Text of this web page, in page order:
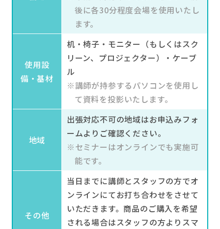
しれません。このステップでは、乾燥性敏
感肌の特徴やケア方法について解説してい
きます。
05
スキンケアの
実践
講師が持参したキュレル商品を実際に顔や
体につけて、正しい使い方やそれによる効
果を体験いただきます。商品をお試しいた
だく前には、手指の体操もおこないます。
後に各30分程度会場を使用いたし
ます。
使用設
備・基材
机・椅子・モニター（もしくはスク
リーン、プロジェクター）・ケーブ
ル
※講師が持参するパソコンを使用し
て資料を投影いたします。
地域
出張対応不可の地域はお申込みフォ
ームよりご確認ください。
※セミナーはオンラインでも実施可
能です。
その他
当日までに講師とスタッフの方でオ
ンラインにてお打ち合わせをさせて
いただきます。 商品のご購入を希望
される場合はスタッフの方よりスマ